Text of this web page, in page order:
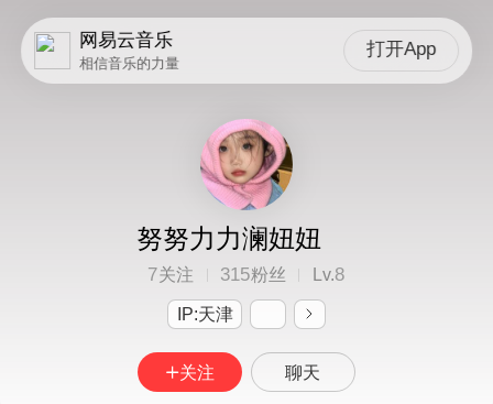
网易云音乐
相信音乐的力量
打开App
努努力力澜妞妞
7关注 315粉丝 Lv.8
IP:天津
关注 聊天